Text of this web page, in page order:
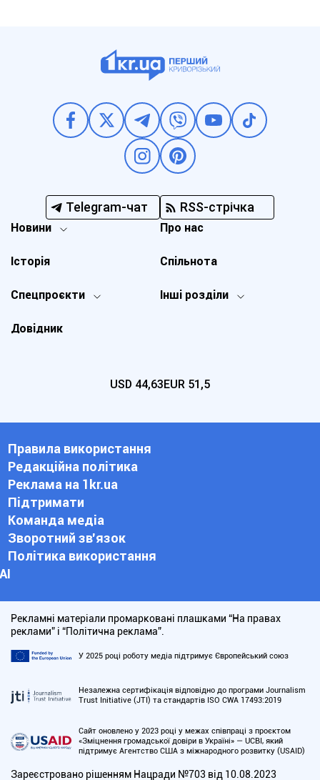
Telegram-чат RSS-стрічка
Новини
Спецпроєкти Інші розділи
Історія
Про нас
Довідник
Спільнота
USD 44,63EUR 51,5
Правила використання
Редакційна політика
Реклама на 1kr.ua
Підтримати
Команда медіа
Зворотний зв'язок
Політика використання
АІ
Рекламні матеріали промарковані плашками “На правах
реклами” і “Політична реклама”.
У 2025 році роботу медіа підтримує Європейський союз
Незалежна сертифікація відповідно до програми Journalism
Trust Initiative (JTI) та стандартів ISO CWA 17493:2019
Сайт оновлено у 2023 році у межах співпраці з проєктом
«Зміцнення громадської довіри в Україні» — UCBI, який
підтримує Агентство США з міжнародного розвитку (USAID)
Зареєстровано рішенням Нацради №703 від 10.08.2023